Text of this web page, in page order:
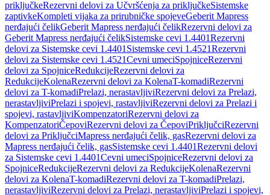
priključkeRezervni delovi za Učvršćenja za priključkeSistemske
zaptivkeKompleti vijaka za prirubničke spojeveGeberit Mapress
nerđajući čelikGeberit Mapress nerđajući čelikRezervni delovi za
Geberit Mapress nerđajući čelikSistemske cevi 1.4401Rezervni
delovi za Sistemske cevi 1.4401 Sistemske cevi 1.4521Rezervni
delovi za Sistemske cevi 1.4521Cevni umeciSpojniceRezervni
delovi za SpojniceRedukcijeRezervni delovi za
RedukcijeKolenaRezervni delovi za KolenaT-komadiRezervni
delovi za T-komadiPrelazi, nerastavljiviRezervni delovi za Prelazi,
nerastavljiviPrelazi i spojevi, rastavljiviRezervni delovi za Prelazi i
spojevi, rastavljiviKompenzatoriRezervni delovi za
KompenzatoriČepoviRezervni delovi za ČepoviPriključciRezervni
delovi za PriključciMapress nerđajući čelik, gasRezervni delovi za
Mapress nerđajući čelik, gasSistemske cevi 1.4401Rezervni delovi
za Sistemske cevi 1.4401Cevni umeciSpojniceRezervni delovi za
SpojniceRedukcijeRezervni delovi za RedukcijeKolenaRezervni
delovi za KolenaT-komadiRezervni delovi za T-komadiPrelazi,
nerastavljiviRezervni delovi za Prelazi, nerastavljiviPrelazi i spojevi,